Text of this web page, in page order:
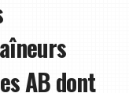
AB dont